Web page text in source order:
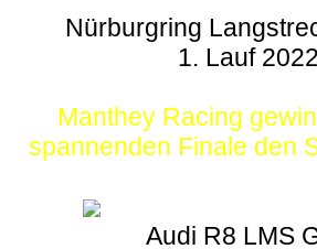
Nürburgring
1. Lauf 2022
Manthey Racing
spannenden Finale den
Audi R8 LMS